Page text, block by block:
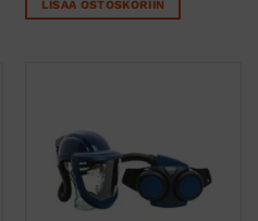
LISÄÄ OSTOSKORIIN